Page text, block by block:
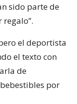
sido parte de
el deportista
el texto con
de
por